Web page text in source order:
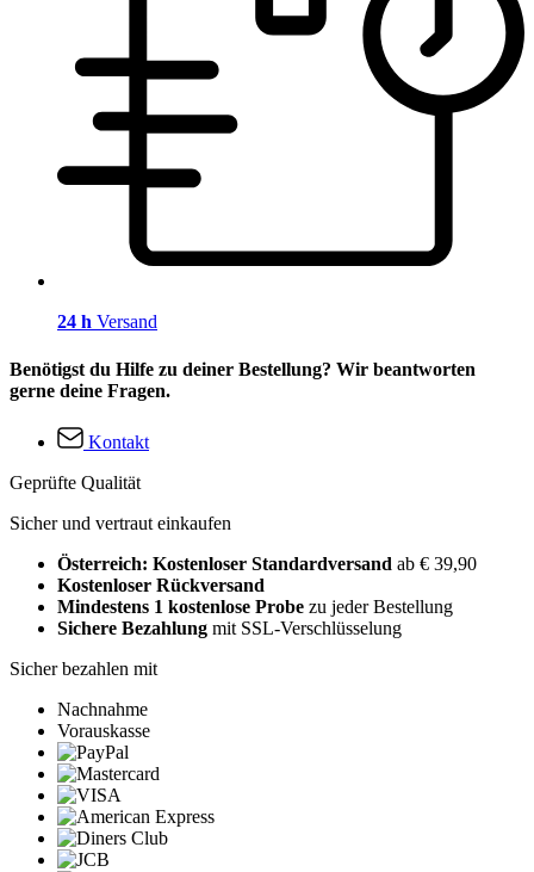
24 h Versand
Benötigst du Hilfe zu deiner Bestellung? Wir beantworten
gerne deine Fragen.
Kontakt
Geprüfte Qualität
Sicher und vertraut einkaufen
Österreich: Kostenloser Standardversand ab € 39,90
Kostenloser Rückversand
Mindestens 1 kostenlose Probe zu jeder Bestellung
Sichere Bezahlung mit SSL-Verschlüsselung
Sicher bezahlen mit
Nachnahme
Vorauskasse